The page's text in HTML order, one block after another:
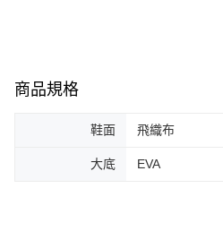
商品規格
鞋面 飛織布
大底 EVA